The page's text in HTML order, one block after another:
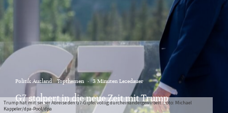
Trump hat mit seiner Abreise den G7-Gipfel völlig durcheinandergewirbelt. Foto: Michael
Kappeler/dpa-Pool/dpa
Politik Ausland Topthemen · 3 Minuten Lesedauer
G7 stolpert in die neue Zeit mit Trump